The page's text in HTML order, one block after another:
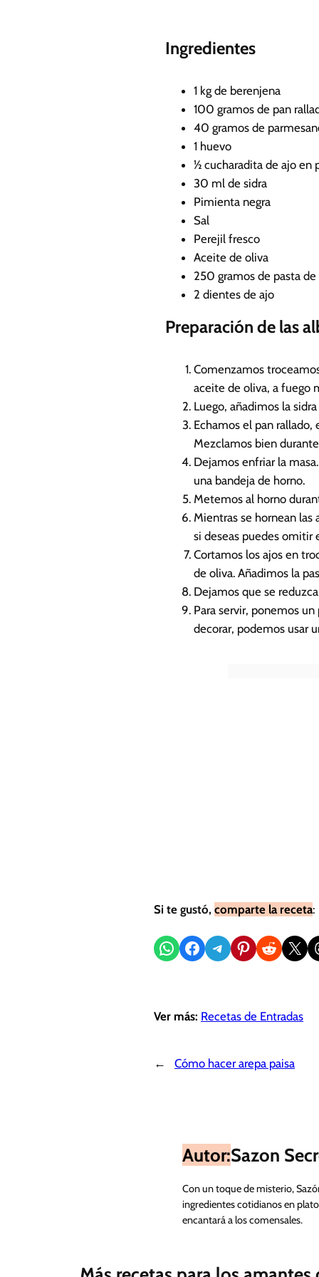
t
Ingredientes
1 kg de berenjena
100 gramos de pan
40 gramos de
1 huevo
½ cucharadita de ajo en
30 ml de sidra
Pimienta negra
Sal
Perejil fresco
Aceite de oliva
250 gramos de pasta
2 dientes de ajo
Preparación de las
Comenzamos
aceite de oliva, a fuego
Luego, añadimos la
Echamos el pan
Mezclamos bien
Dejamos enfriar la
una bandeja de horno.
Metemos al horno
Mientras se hornean las
si deseas puedes omitir
Cortamos los ajos en
de oliva. Añadimos la
Dejamos que se
Para servir, ponemos
decorar, podemos usar
Si te gustó, comparte la receta:
Compartir en WhatsApp
Compartir en Facebook
Compartir en Telegram
Compartir en Pinterest
Compartir en Reddit
Compartir en X
Ver más: Recetas de Entradas
← Cómo hacer arepa paisa
Autor:Sazon
Con un toque de misterio,
ingredientes cotidianos en
encantará a los comensales.